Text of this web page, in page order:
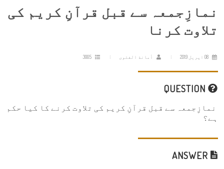
نمازِجمعہ سے قبل قرآنِ کریم کی
تلاوت کرنا
أمانة الفتوى
نمازِجمعہ سے قبل قرآنِ کریم کی تلاوت کرنے کا کیا حکم
ہے؟